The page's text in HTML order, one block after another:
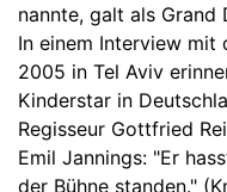
nannte, galt als Grand
In einem Interview mit
2005 in Tel Aviv
Kinderstar in
Regisseur Gottfried
Emil Jannings: "Er
der Bühne standen."